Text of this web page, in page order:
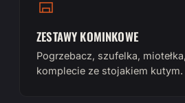
ZESTAWY KOMINKOWE
Pogrzebacz, szufelka,
komplecie ze stojakiem kutym.